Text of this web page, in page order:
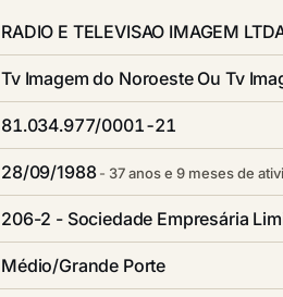
RADIO E TELEVISAO IMAGEM
Tv Imagem do Noroeste Ou Tv
81.034.977/0001-21
28/09/1988 37 anos e 9 meses de
206-2 - Sociedade Empresária
Médio/Grande Porte